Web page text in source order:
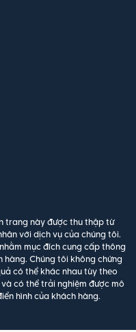
trang này được thu thập từ
với dịch vụ của chúng tôi.
mục đích cung cấp thông
hàng. Chúng tôi không chứng
có thể khác nhau tùy theo
có thể trải nghiệm được mô
hình của khách hàng.